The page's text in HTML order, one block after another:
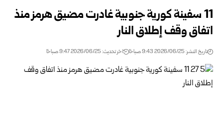
‏11 سفينة كورية جنوبية غادرت مضيق هرمز منذ
اتفاق وقف إطلاق ‏النار
تاريخ النشر: 2026/06/25 9:43 صباحًا اخر تحديث: 2026/06/25 9:47 صباحًا